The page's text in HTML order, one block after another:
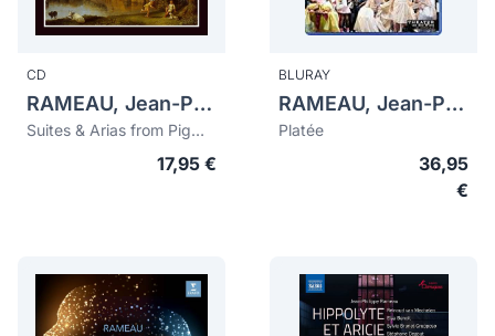
CD
RAMEAU, Jean-Philippe (1683-1764)
Suites & Arias from Pigmalion & Dardanus
17,95 €
BLURAY
RAMEAU, Jean-Philippe (1683-1764)
Platée
36,95
€